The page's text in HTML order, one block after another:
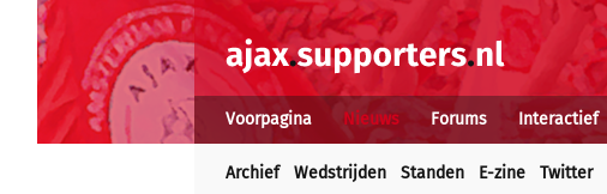
Voorpagina Nieuws Forums Interactief
Archief Wedstrijden Standen E-zine Twitter